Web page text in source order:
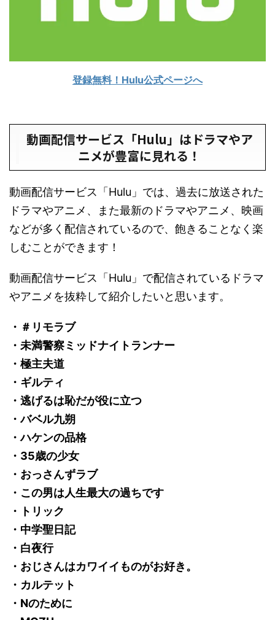
登録無料！Hulu公式ページへ
動画配信サービス「Hulu」はドラマやア
ニメが豊富に見れる！
動画配信サービス「Hulu」では、過去に放送された
ドラマやアニメ、また最新のドラマやアニメ、映画
などが多く配信されているので、飽きることなく楽
しむことができます！
動画配信サービス「Hulu」で配信されているドラマ
やアニメを抜粋して紹介したいと思います。
・＃リモラブ
・未満警察ミッドナイトランナー
・極主夫道
・ギルティ
・逃げるは恥だが役に立つ
・バベル九朔
・ハケンの品格
・35歳の少女
・おっさんずラブ
・この男は人生最大の過ちです
・トリック
・中学聖日記
・白夜行
・おじさんはカワイイものがお好き。
・カルテット
・Nのために